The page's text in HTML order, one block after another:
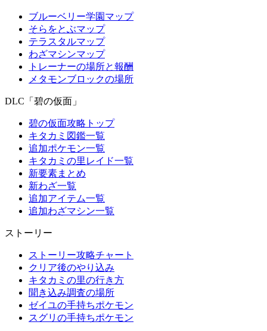
ブルーベリー学園マップ
そらをとぶマップ
テラスタルマップ
わざマシンマップ
トレーナーの場所と報酬
メタモンブロックの場所
DLC「碧の仮面」
碧の仮面攻略トップ
キタカミ図鑑一覧
追加ポケモン一覧
キタカミの里レイド一覧
新要素まとめ
新わざ一覧
追加アイテム一覧
追加わざマシン一覧
ストーリー
ストーリー攻略チャート
クリア後のやり込み
キタカミの里の行き方
聞き込み調査の場所
ゼイユの手持ちポケモン
スグリの手持ちポケモン